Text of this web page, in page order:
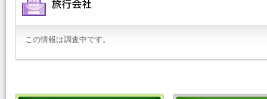
この情報は調査中です。